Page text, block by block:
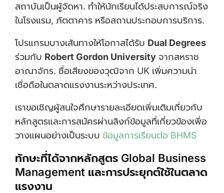
สถาบันเป็นผู้จัดหา. ทำให้นักเรียนได้ประสบการณ์จริง
ในโรงแรม, ภัตตาคาร หรือสถานประกอบการบริการ.
โปรแกรมบางเส้นทางให้โอกาสได้รับ Dual Degrees
ร่วมกับ Robert Gordon University จากสหราช
อาณาจักร. ชื่อเสียงของวุฒิจาก UK เพิ่มความน่า
เชื่อถือในตลาดแรงงานระหว่างประเทศ.
เราขอเชิญผู้สนใจศึกษารายละเอียดเพิ่มเติมเกี่ยวกับ
หลักสูตรและการสมัครผ่านลิงก์ข้อมูลที่เกี่ยวข้องเพื่อ
วางแผนอย่างเป็นระบบ ข้อมูลการเรียนต่อ BHMS
ทักษะที่ได้จากหลักสูตร Global Business
Management และการประยุกต์ใช้ในตลาด
แรงงาน